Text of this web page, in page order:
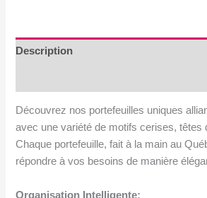
et
Description
Découvrez nos portefeuilles uniques
avec une variété de motifs cerises, têtes
Chaque portefeuille, fait à la main au
répondre à vos besoins de manière
Organisation Intelligente: